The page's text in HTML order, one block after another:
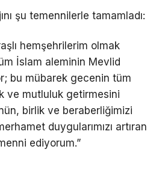
şu temennilerle tamamladı:
hemşehrilerim olmak
İslam aleminin Mevlid
bu mübarek gecenin tüm
ve mutluluk getirmesini
birlik ve beraberliğimizi
duygularımızı artıran
ediyorum.”